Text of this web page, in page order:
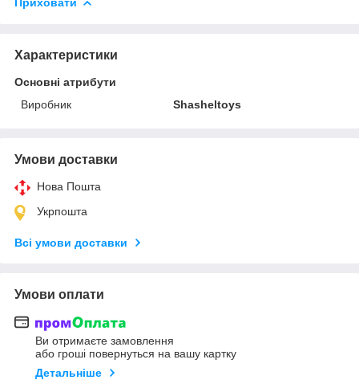
Характеристики
Основні атрибути
Виробник
Shasheltoys
Умови доставки
Нова Пошта
Укрпошта
Всі умови доставки
Умови оплати
Ви отримаєте замовлення
або гроші повернуться на вашу картку
Детальніше